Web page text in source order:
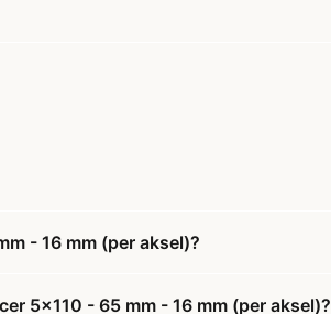
- 16 mm (per aksel)?
5x110 - 65 mm - 16 mm (per aksel)?